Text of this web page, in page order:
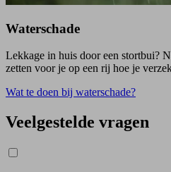
Waterschade
Lekkage in huis door een stortbui?
zetten voor je op een rij hoe je
Wat te doen bij waterschade?
Veelgestelde vragen